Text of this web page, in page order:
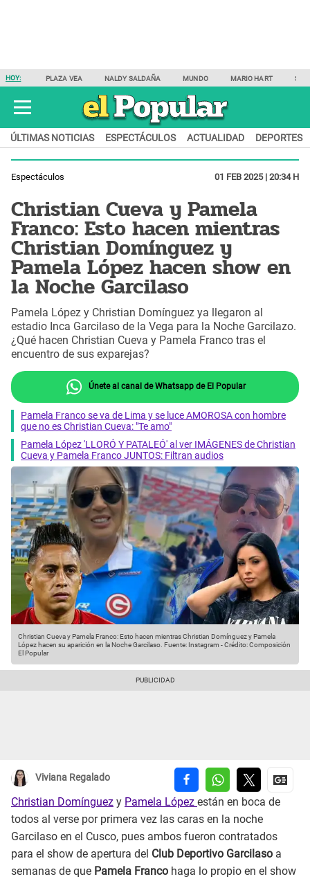
HOY: PLAZA VEA NALDY SALDAÑA MUNDO MARIO HART
ÚLTIMAS NOTICIAS ESPECTÁCULOS ACTUALIDAD DEPORTES
Espectáculos 01 FEB 2025 | 20:34 H
Christian Cueva y Pamela
Franco: Esto hacen mientras
Christian Domínguez y
Pamela López hacen show en
la Noche Garcilaso
Pamela López y Christian Domínguez ya llegaron al
estadio Inca Garcilaso de la Vega para la Noche Garcilazo.
¿Qué hacen Christian Cueva y Pamela Franco tras el
encuentro de sus exparejas?
Únete al canal de Whatsapp de El Popular
Pamela Franco se va de Lima y se luce AMOROSA con hombre
que no es Christian Cueva: "Te amo"
Pamela López 'LLORÓ Y PATALEÓ' al ver IMÁGENES de Christian
Cueva y Pamela Franco JUNTOS: Filtran audios
Christian Cueva y Pamela Franco: Esto hacen mientras Christian Domínguez y Pamela
López hacen su aparición en la Noche Garcilaso. Fuente: Instagram -Crédito: Composición
El Popular
Viviana Regalado
Christian Domínguez y Pamela López están en boca de
todos al verse por primera vez las caras en la noche
Garcilaso en el Cusco, pues ambos fueron contratados
para el show de apertura del Club Deportivo Garcilaso a
semanas de que Pamela Franco haga lo propio en el show